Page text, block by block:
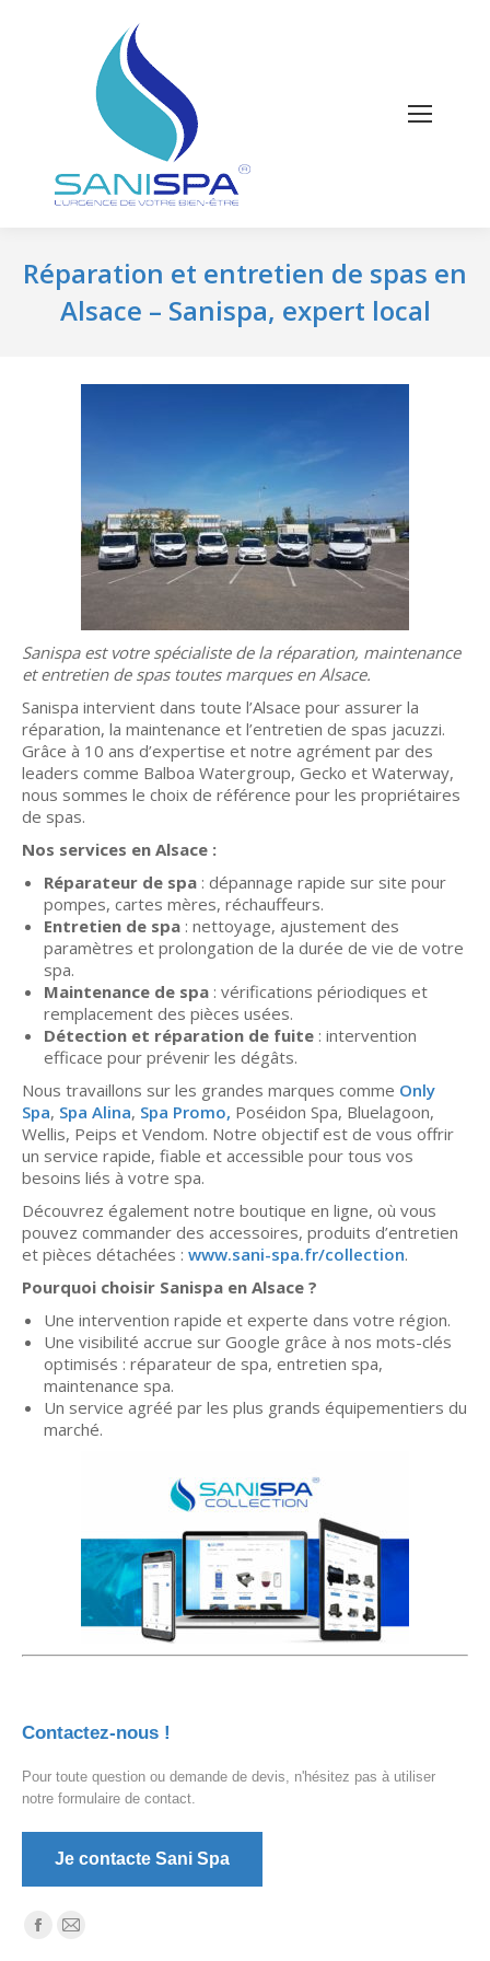
Réparation et entretien de spas en
Alsace – Sanispa, expert local
Sanispa est votre spécialiste de la réparation, maintenance
et entretien de spas toutes marques en Alsace.
Sanispa intervient dans toute l’Alsace pour assurer la
réparation, la maintenance et l’entretien de spas jacuzzi.
Grâce à 10 ans d’expertise et notre agrément par des
leaders comme Balboa Watergroup, Gecko et Waterway,
nous sommes le choix de référence pour les propriétaires
de spas.
Nos services en Alsace :
Réparateur de spa : dépannage rapide sur site pour
pompes, cartes mères, réchauffeurs.
Entretien de spa : nettoyage, ajustement des
paramètres et prolongation de la durée de vie de votre
spa.
Maintenance de spa : vérifications périodiques et
remplacement des pièces usées.
Détection et réparation de fuite : intervention
efficace pour prévenir les dégâts.
Nous travaillons sur les grandes marques comme Only
Spa, Spa Alina, Spa Promo, Poséidon Spa, Bluelagoon,
Wellis, Peips et Vendom. Notre objectif est de vous offrir
un service rapide, fiable et accessible pour tous vos
besoins liés à votre spa.
Découvrez également notre boutique en ligne, où vous
pouvez commander des accessoires, produits d’entretien
et pièces détachées : www.sani-spa.fr/collection.
Pourquoi choisir Sanispa en Alsace ?
Une intervention rapide et experte dans votre région.
Une visibilité accrue sur Google grâce à nos mots-clés
optimisés : réparateur de spa, entretien spa,
maintenance spa.
Un service agréé par les plus grands équipementiers du
marché.
Contactez-nous !
Pour toute question ou demande de devis, n'hésitez pas à utiliser
notre formulaire de contact.
Je contacte Sani Spa
Trouvez nous sur :